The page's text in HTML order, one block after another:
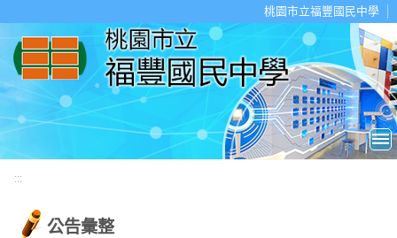
桃園市立福豐國民中學
:::
公告彙整